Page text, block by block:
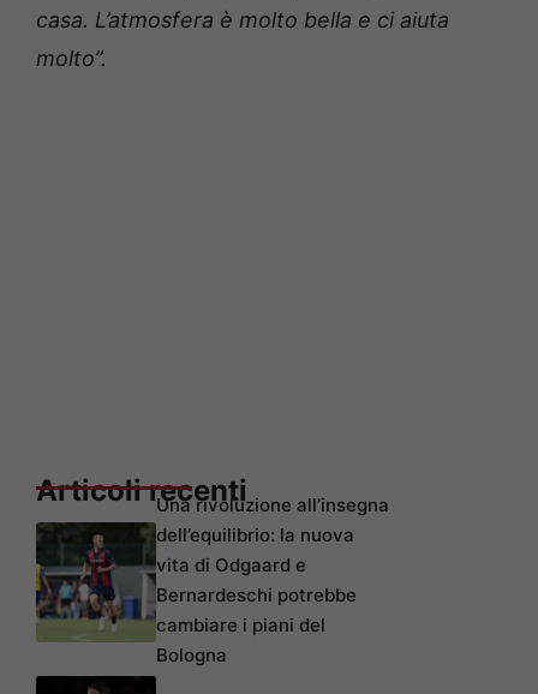
casa. L’atmosfera è molto bella e ci aiuta
molto”.
Articoli recentiUna rivoluzione all’insegna
dell’equilibrio: la nuova
vita di Odgaard e
Bernardeschi potrebbe
cambiare i piani del
Bologna